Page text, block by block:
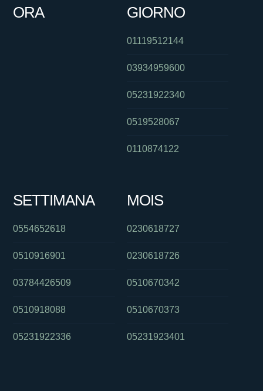
ORA GIORNO
01119512144
03934959600
05231922340
0519528067
0110874122
SETTIMANA
0554652618
0510916901
03784426509
0510918088
05231922336
MOIS
0230618727
0230618726
0510670342
0510670373
05231923401